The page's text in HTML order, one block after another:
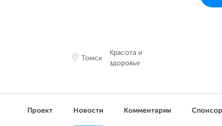
Томск
Красота и
здоровье
Проект Новости Комментарии